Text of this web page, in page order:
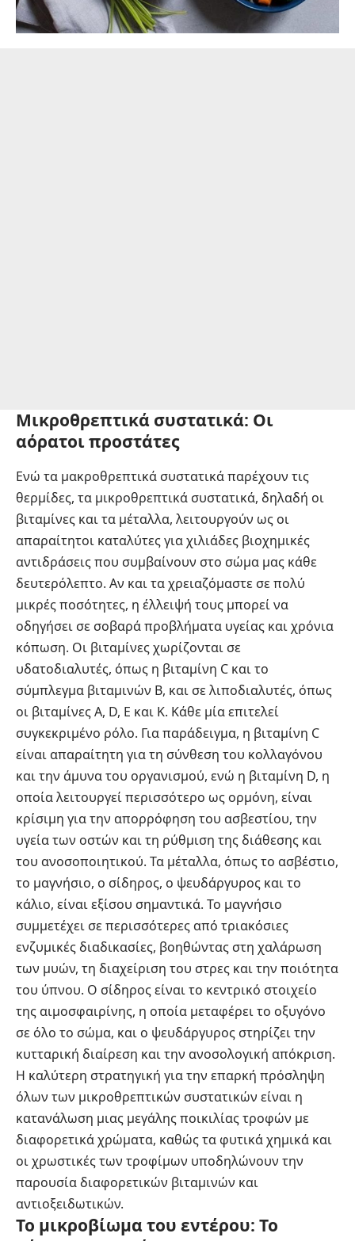
Μικροθρεπτικά συστατικά: Οι
αόρατοι προστάτες
Ενώ τα μακροθρεπτικά συστατικά παρέχουν τις
θερμίδες, τα μικροθρεπτικά συστατικά, δηλαδή οι
βιταμίνες και τα μέταλλα, λειτουργούν ως οι
απαραίτητοι καταλύτες για χιλιάδες βιοχημικές
αντιδράσεις που συμβαίνουν στο σώμα μας κάθε
δευτερόλεπτο. Αν και τα χρειαζόμαστε σε πολύ
μικρές ποσότητες, η έλλειψή τους μπορεί να
οδηγήσει σε σοβαρά προβλήματα υγείας και χρόνια
κόπωση. Οι βιταμίνες χωρίζονται σε
υδατοδιαλυτές, όπως η βιταμίνη C και το
σύμπλεγμα βιταμινών B, και σε λιποδιαλυτές, όπως
οι βιταμίνες A, D, E και K. Κάθε μία επιτελεί
συγκεκριμένο ρόλο. Για παράδειγμα, η βιταμίνη C
είναι απαραίτητη για τη σύνθεση του κολλαγόνου
και την άμυνα του οργανισμού, ενώ η βιταμίνη D, η
οποία λειτουργεί περισσότερο ως ορμόνη, είναι
κρίσιμη για την απορρόφηση του ασβεστίου, την
υγεία των οστών και τη ρύθμιση της διάθεσης και
του ανοσοποιητικού. Τα μέταλλα, όπως το ασβέστιο,
το μαγνήσιο, ο σίδηρος, ο ψευδάργυρος και το
κάλιο, είναι εξίσου σημαντικά. Το μαγνήσιο
συμμετέχει σε περισσότερες από τριακόσιες
ενζυμικές διαδικασίες, βοηθώντας στη χαλάρωση
των μυών, τη διαχείριση του στρες και την ποιότητα
του ύπνου. Ο σίδηρος είναι το κεντρικό στοιχείο
της αιμοσφαιρίνης, η οποία μεταφέρει το οξυγόνο
σε όλο το σώμα, και ο ψευδάργυρος στηρίζει την
κυτταρική διαίρεση και την ανοσολογική απόκριση.
Η καλύτερη στρατηγική για την επαρκή πρόσληψη
όλων των μικροθρεπτικών συστατικών είναι η
κατανάλωση μιας μεγάλης ποικιλίας τροφών με
διαφορετικά χρώματα, καθώς τα φυτικά χημικά και
οι χρωστικές των τροφίμων υποδηλώνουν την
παρουσία διαφορετικών βιταμινών και
αντιοξειδωτικών.
Το μικροβίωμα του εντέρου: Το